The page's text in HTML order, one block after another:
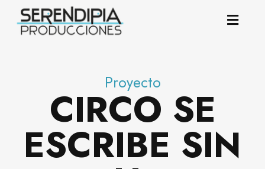
Proyecto
CIRCO SE
ESCRIBE SIN